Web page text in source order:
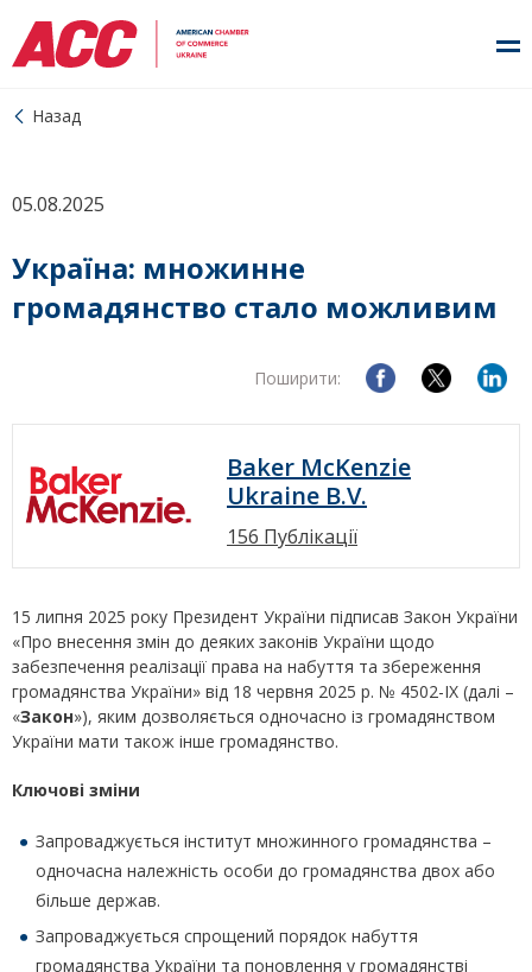
Назад
05.08.2025
Україна: множинне
громадянство стало можливим
Поширити:
Baker McKenzie
Ukraine B.V.
156 Публікації
15 липня 2025 року Президент України підписав Закон України
«Про внесення змін до деяких законів України щодо
забезпечення реалізації права на набуття та збереження
громадянства України» від 18 червня 2025 р. № 4502-IX (далі –
«Закон»), яким дозволяється одночасно із громадянством
України мати також інше громадянство.
Ключові зміни
Запроваджується інститут множинного громадянства –
одночасна належність особи до громадянства двох або
більше держав.
Запроваджується спрощений порядок набуття
громадянства України та поновлення у громадянстві